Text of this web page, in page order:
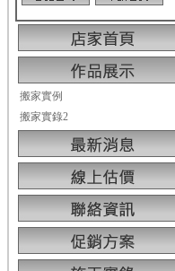
搬家實例
搬家實錄2